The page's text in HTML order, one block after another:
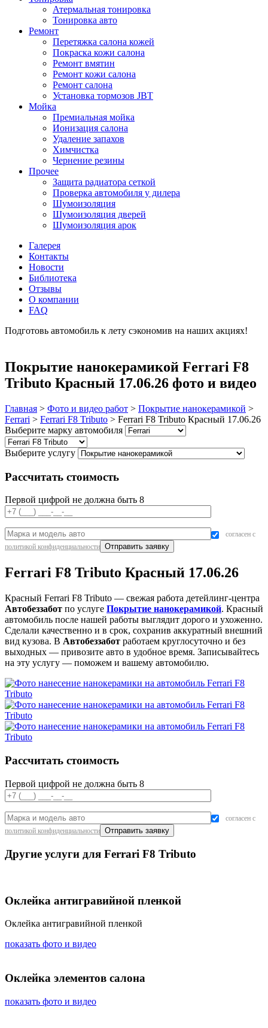
Атермальная тонировка
Тонировка авто
Ремонт
Перетяжка салона кожей
Покраска кожи салона
Ремонт вмятин
Ремонт кожи салона
Ремонт салона
Установка тормозов JBT
Мойка
Премиальная мойка
Ионизация салона
Удаление запахов
Химчистка
Чернение резины
Прочее
Защита радиатора сеткой
Проверка автомобиля у дилера
Шумоизоляция
Шумоизоляция дверей
Шумоизоляция арок
Галерея
Контакты
Новости
Библиотека
Отзывы
О компании
FAQ
Подготовь автомобиль к лету сэкономив на наших акциях!
Покрытие нанокерамикой Ferrari F8
Tributo Красный 17.06.26 фото и видео
Главная > Фото и видео работ > Покрытие нанокерамикой >
Ferrari > Ferrari F8 Tributo > Ferrari F8 Tributo Красный 17.06.26
Выберите марку автомобиля
Выберите услугу
Рассчитать стоимость
Первой цифрой не должна быть 8
согласен с
политикой конфиденциальности
Ferrari F8 Tributo Красный 17.06.26
Красный Ferrari F8 Tributo — свежая работа детейлинг-центра
Автобеззабот по услуге Покрытие нанокерамикой. Красный
автомобиль после нашей работы выглядит дорого и ухоженно.
Сделали качественно и в срок, сохранив аккуратный внешний
вид кузова. В Автобеззабот работаем круглосуточно и без
выходных — привозите авто в удобное время. Записывайтесь
на эту услугу — поможем и вашему автомобилю.
Рассчитать стоимость
Первой цифрой не должна быть 8
согласен с
политикой конфиденциальности
Другие услуги для Ferrari F8 Tributo
Оклейка антигравийной пленкой
Оклейка антигравийной пленкой
показать фото и видео
Оклейка элементов салона
показать фото и видео